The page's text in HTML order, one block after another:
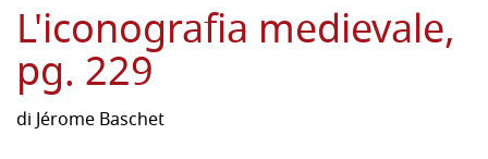
L'iconografia medievale,
pg. 229
diJérome Baschet